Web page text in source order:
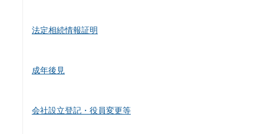
法定相続情報証明
成年後見
会社設立登記・役員変更等